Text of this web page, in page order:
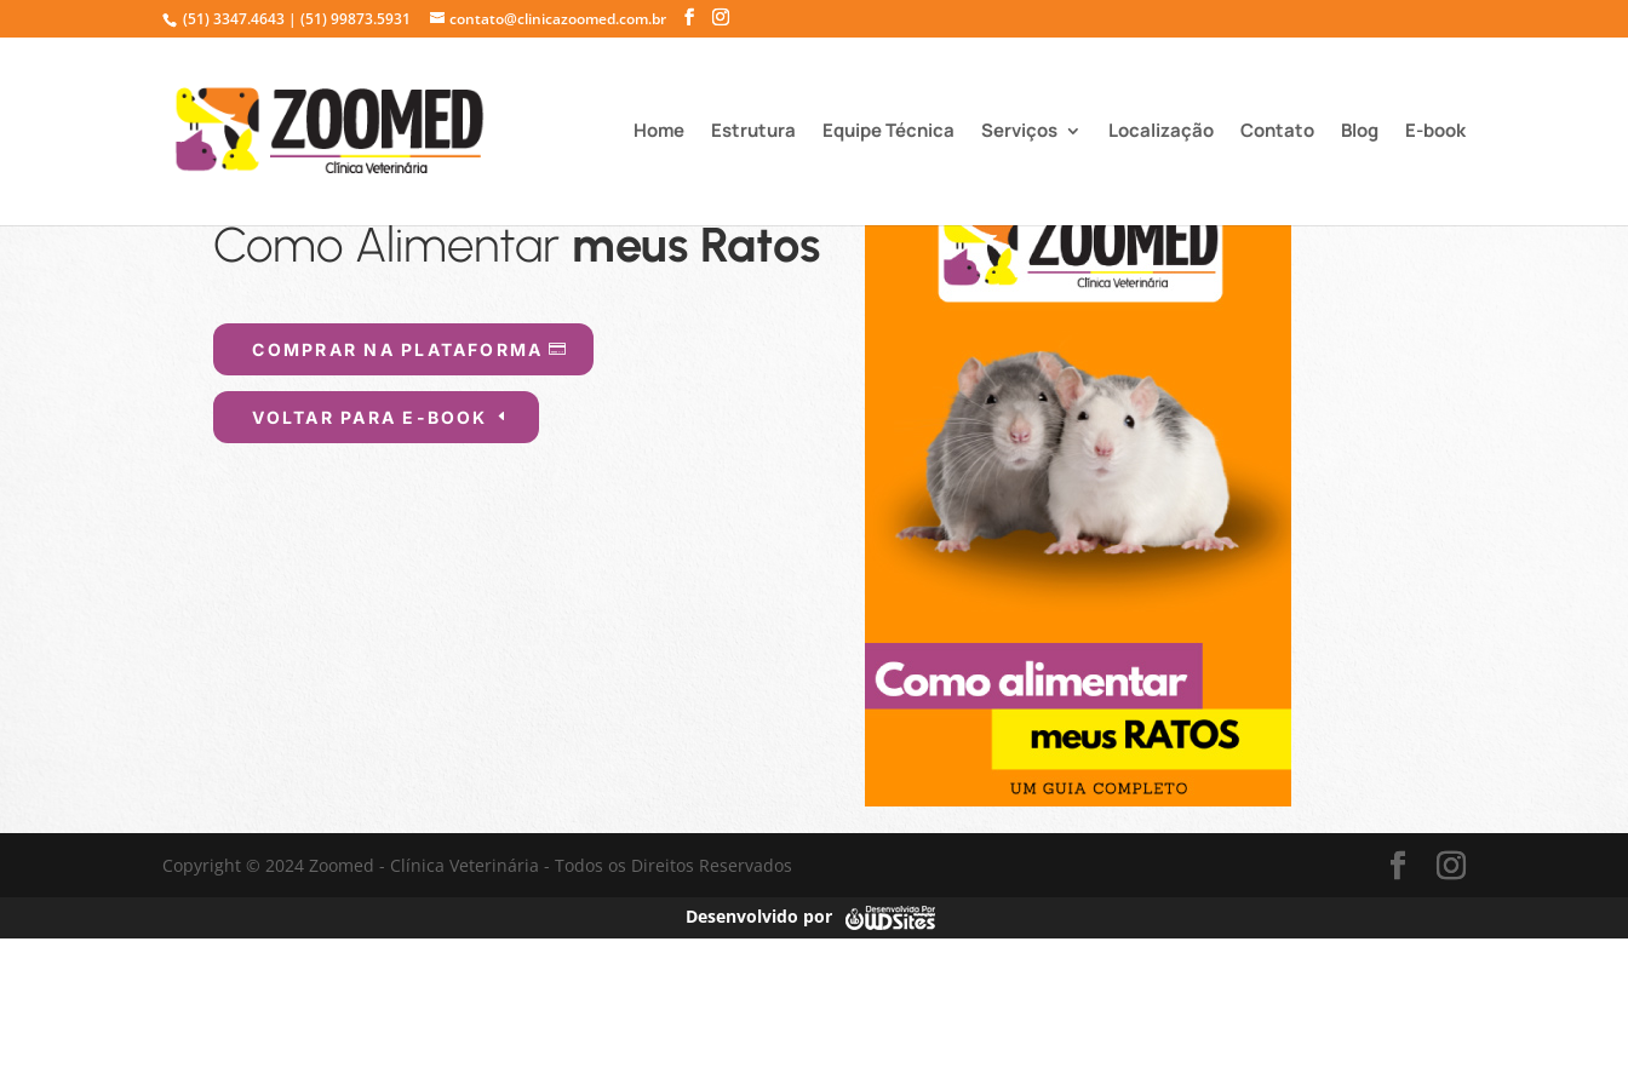
(51) 3347.4643 | (51) 99873.5931 contato@clinicazoomed.com.br
Home Estrutura Equipe Técnica Serviços Localização Contato Blog E-book
Como Alimentarmeus Ratos
COMPRAR NA PLATAFORMA
VOLTAR PARA E-BOOK
Copyright © 2024 Zoomed - Clínica Veterinária - Todos os Direitos Reservados
Desenvolvido por